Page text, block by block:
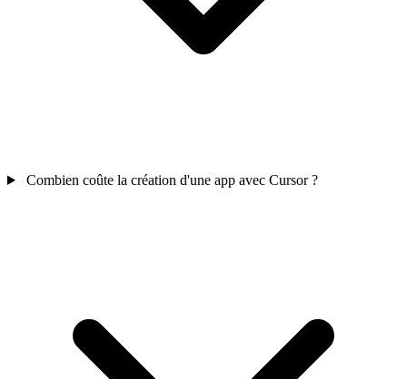
Combien coûte la création d'une app avec Cursor ?